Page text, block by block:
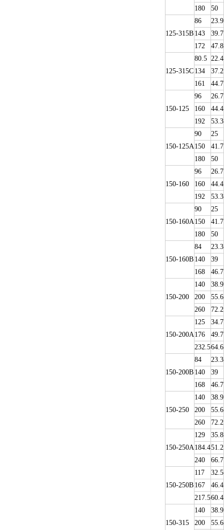
180
50
125-315B
86
23.9
143
39.7
172
47.8
125-315C
80.5 22.4
134
37.2
161
44.7
150-125
96
26.7
160
44.4
192
53.3
150-125A
90
25
150
41.7
180
50
150-160
96
26.7
160
44.4
192
53.3
150-160A
90
25
150
41.7
180
50
150-160B
84
23.3
140
39
168
46.7
150-200
140
38.9
200
55.6
260
72.2
150-200A
125
34.7
176
49.7
232.564.6
150-200B
84
23.3
140
39
168
46.7
150-250
140
38.9
200
55.6
260
72.2
150-250A
129
35.8
184.451.2
240
66.7
150-250B
117
32.5
167
46.4
217.560.4
150-315
140
38.9
200
55.6